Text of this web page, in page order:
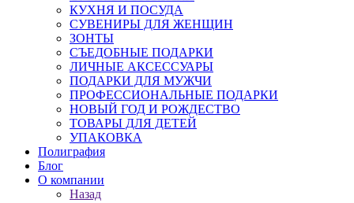
КУХНЯ И ПОСУДА
СУВЕНИРЫ ДЛЯ ЖЕНЩИН
ЗОНТЫ
СЪЕДОБНЫЕ ПОДАРКИ
ЛИЧНЫЕ АКСЕССУАРЫ
ПОДАРКИ ДЛЯ МУЖЧИ
ПРОФЕССИОНАЛЬНЫЕ ПОДАРКИ
НОВЫЙ ГОД И РОЖДЕСТВО
ТОВАРЫ ДЛЯ ДЕТЕЙ
УПАКОВКА
Полиграфия
Блог
О компании
Назад